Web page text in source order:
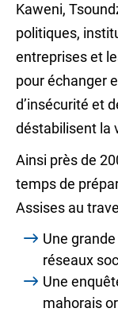
Kaweni,
politiques,
entreprises et
pour échanger
d’insécurité et
déstabilisent la
Ainsi près de
temps de
Assises au
Une
réseaux
Une
mahorais